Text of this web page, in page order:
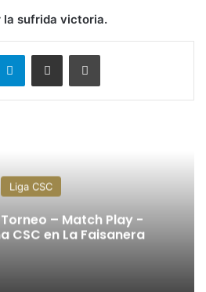
la sufrida victoria.
TelegramCompartir por correo electrónicoImprimir
Liga CSC
Torneo – Match Play -
CSC en La Faisanera